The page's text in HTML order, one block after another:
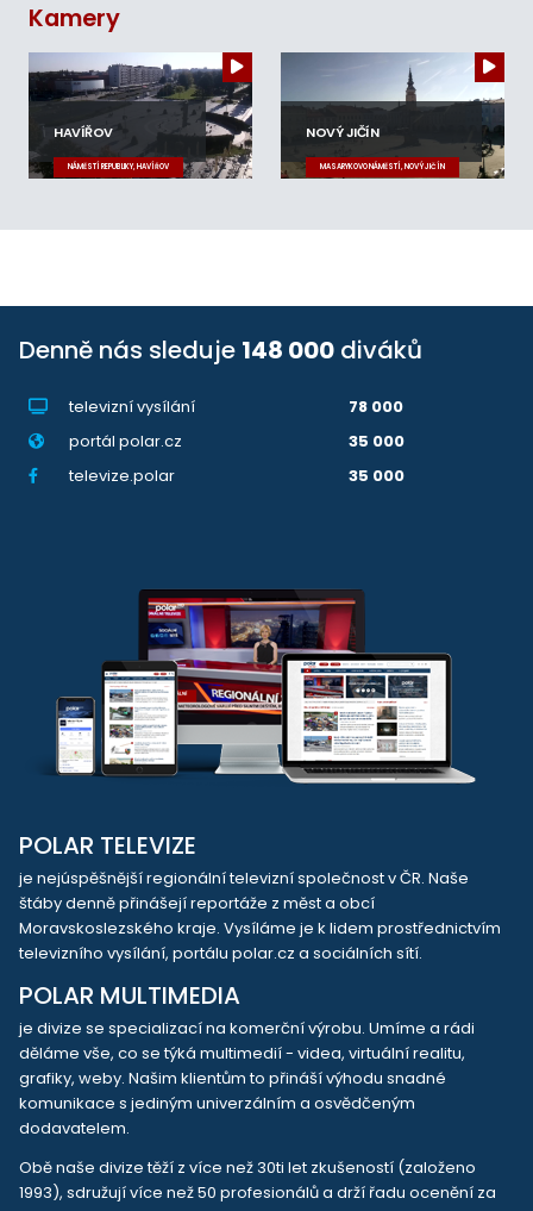
Kamery
HAVÍŘOV
NÁMĚSTÍ REPUBLIKY, HAVÍŘOV
NOVÝ JIČÍN
MASARYKOVO NÁMĚSTÍ, NOVÝ JIČÍN
Denně nás sleduje 148 000 diváků
televizní vysílání
78 000
portál polar.cz
35 000
televize.polar
35 000
POLAR TELEVIZE
je nejúspěšnější regionální televizní společnost v ČR. Naše
štáby denně přinášejí reportáže z měst a obcí
Moravskoslezského kraje. Vysíláme je k lidem prostřednictvím
televizního vysílání, portálu polar.cz a sociálních sítí.
POLAR MULTIMEDIA
je divize se specializací na komerční výrobu. Umíme a rádi
děláme vše, co se týká multimedií - videa, virtuální realitu,
grafiky, weby. Našim klientům to přináší výhodu snadné
komunikace s jediným univerzálním a osvědčeným
dodavatelem.
Obě naše divize těží z více než 30ti let zkušeností (založeno
1993), sdružují více než 50 profesionálů a drží řadu ocenění za